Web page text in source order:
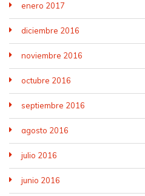
enero 2017
diciembre 2016
noviembre 2016
octubre 2016
septiembre 2016
agosto 2016
julio 2016
junio 2016